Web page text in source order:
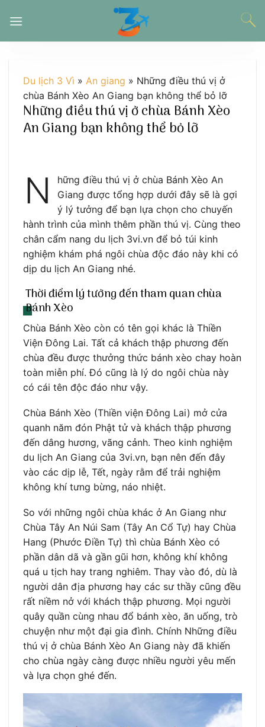
đến
Du lịch 3 Vì » An giang » Những điều thú vị ở
chùa Bánh Xèo An Giang bạn không thể bỏ lỡ
Những điều thú vị ở chùa Bánh Xèo
An Giang bạn không thể bỏ lỡ
N
hững điều thú vị ở chùa Bánh Xèo An
Giang được tổng hợp dưới đây sẽ là gợi
ý lý tưởng để bạn lựa chọn cho chuyến
hành trình của mình thêm phần thú vị. Cùng theo
chân cẩm nang du lịch 3vi.vn để bỏ túi kinh
nghiệm khám phá ngôi chùa độc đáo này khi có
dịp du lịch An Giang nhé.
Thời điểm lý tưởng đến tham quan chùa
Bánh Xèo
Chùa Bánh Xèo còn có tên gọi khác là Thiền
Viện Đông Lai. Tất cả khách thập phương đến
chùa đều được thưởng thức bánh xèo chay hoàn
toàn miễn phí. Đó cũng là lý do ngôi chùa này
có cái tên độc đáo như vậy.
Chùa Bánh Xèo (Thiền viện Đông Lai) mở cửa
quanh năm đón Phật tử và khách thập phương
đến dâng hương, vãng cảnh. Theo kinh nghiệm
du lịch An Giang của 3vi.vn, bạn nên đến đây
vào các dịp lễ, Tết, ngày rằm để trải nghiệm
không khí tưng bừng, náo nhiệt.
So với những ngôi chùa khác ở An Giang như
Chùa Tây An Núi Sam (Tây An Cổ Tự) hay Chùa
Hang (Phước Điền Tự) thì chùa Bánh Xèo có
phần dân dã và gần gũi hơn, không khí không
quá u tịch hay trang nghiêm. Thay vào đó, dù là
người dân địa phương hay các sư thầy cũng đều
rất niềm nở với khách thập phương. Mọi người
quây quần cùng nhau đổ bánh xèo, ăn uống, trò
chuyện như một đại gia đình. Chính Những điều
thú vị ở chùa Bánh Xèo An Giang này đã khiến
cho chùa ngày càng được nhiều người yêu mến
và lựa chọn ghé đến.